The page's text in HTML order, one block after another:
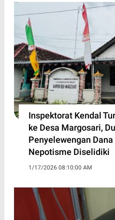
Inspektorat Kendal
ke Desa Margosari,
Penyelewengan Dana
Nepotisme Diselidiki
1/17/2026 08:10:00 AM